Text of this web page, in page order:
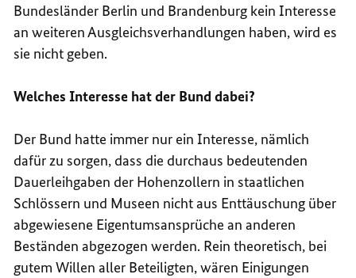
Bundesländer Berlin und Brandenburg kein Interesse
an weiteren Ausgleichsverhandlungen haben, wird es
sie nicht geben.
Welches Interesse hat der Bund dabei?
Der Bund hatte immer nur ein Interesse, nämlich
dafür zu sorgen, dass die durchaus bedeutenden
Dauerleihgaben der Hohenzollern in staatlichen
Schlössern und Museen nicht aus Enttäuschung über
abgewiesene Eigentumsansprüche an anderen
Beständen abgezogen werden. Rein theoretisch, bei
gutem Willen aller Beteiligten, wären Einigungen